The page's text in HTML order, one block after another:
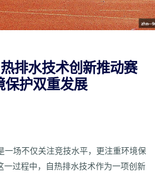
排水技术创新推动赛
保护双重发展
一场不仅关注竞技水平，更注重环境保
过程中，自热排水技术作为一项创新